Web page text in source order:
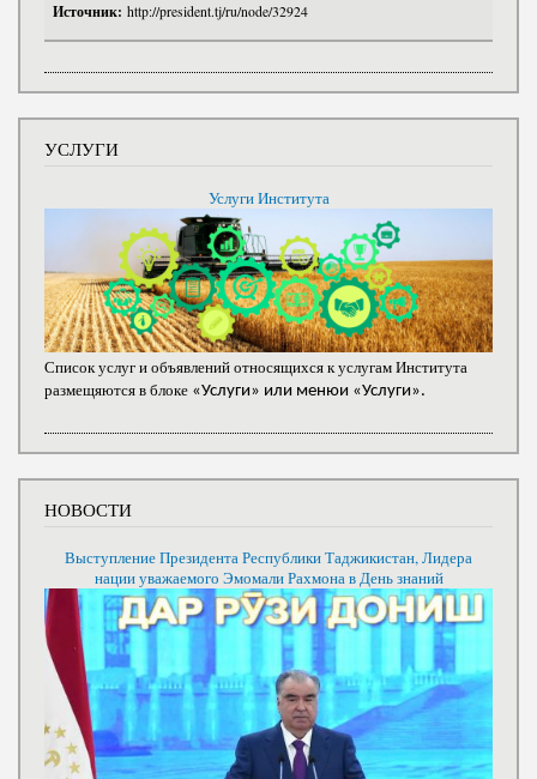
Источник: http://president.tj/ru/node/32924
УСЛУГИ
Услуги Института
Список услуг и объявлений относящихся к услугам Института
размещяются в блоке «Услуги» или менюи «Услуги».
НОВОСТИ
Выступление Президента Республики Таджикистан, Лидера
нации уважаемого Эмомали Рахмона в День знаний